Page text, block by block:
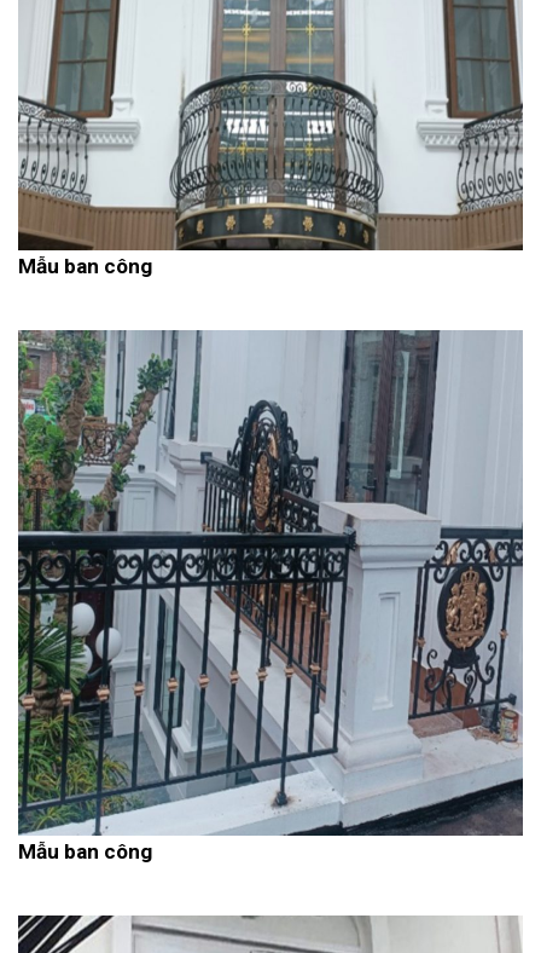
Mẫu ban công
Mẫu ban công